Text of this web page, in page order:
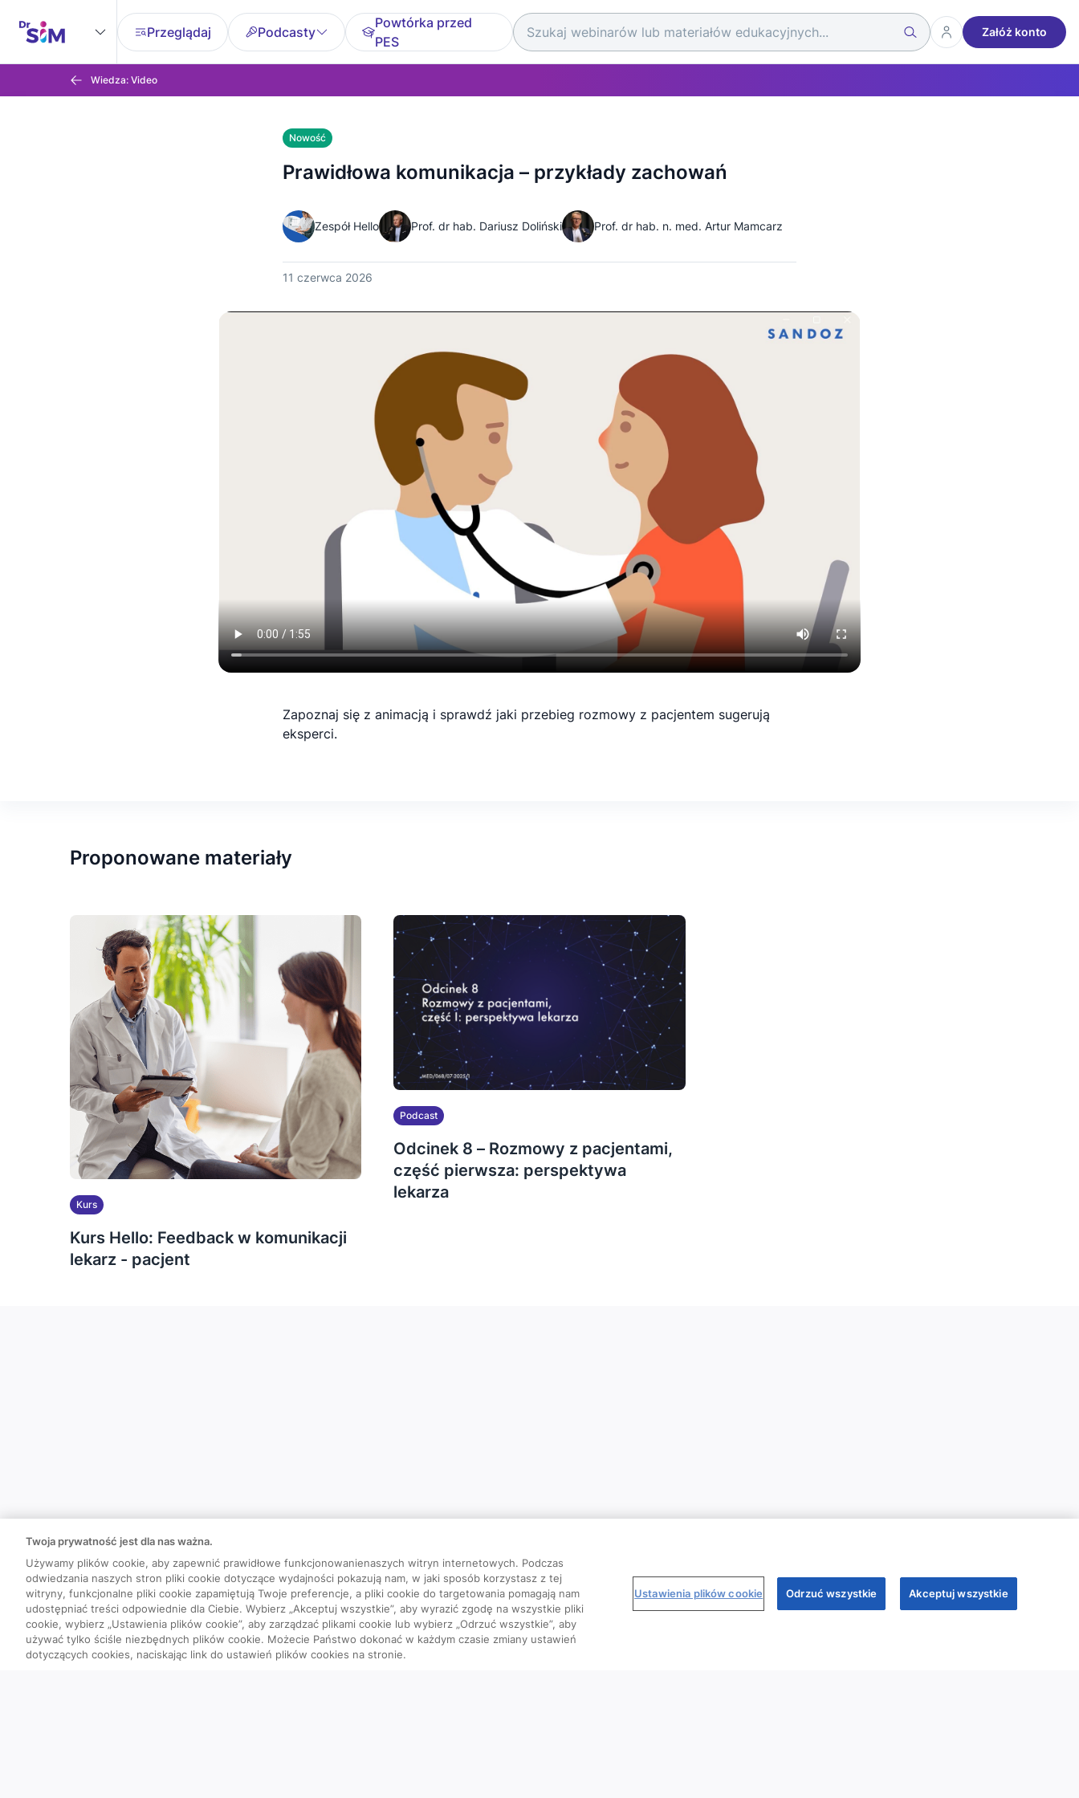
Przeglądaj Podcasty
Powtórka przed
PES
Załóż konto
Wiedza: Video
Nowość
Prawidłowa komunikacja – przykłady zachowań
Zespół Hello Prof. dr hab. Dariusz Doliński Prof. dr hab. n. med. Artur Mamcarz
11 czerwca 2026
Zapoznaj się z animacją i sprawdź jaki przebieg rozmowy z pacjentem sugerują
eksperci.
Proponowane materiały
Kurs
Kurs Hello: Feedback w komunikacji
lekarz - pacjent
Podcast
Odcinek 8 – Rozmowy z pacjentami,
część pierwsza: perspektywa
lekarza
Twoja prywatność jest dla nas ważna.
Używamy plików cookie, aby zapewnić prawidłowe funkcjonowanienaszych witryn internetowych. Podczas
odwiedzania naszych stron pliki cookie dotyczące wydajności pokazują nam, w jaki sposób korzystasz z tej
witryny, funkcjonalne pliki cookie zapamiętują Twoje preferencje, a pliki cookie do targetowania pomagają nam
udostępniać treści odpowiednie dla Ciebie. Wybierz „Akceptuj wszystkie”, aby wyrazić zgodę na wszystkie pliki
cookie, wybierz „Ustawienia plików cookie”, aby zarządzać plikami cookie lub wybierz „Odrzuć wszystkie”, aby
używać tylko ściśle niezbędnych plików cookie. Możecie Państwo dokonać w każdym czasie zmiany ustawień
dotyczących cookies, naciskając link do ustawień plików cookies na stronie.
Ustawienia plików cookie Odrzuć wszystkie Akceptuj wszystkie